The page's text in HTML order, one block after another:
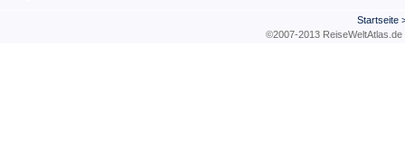
Startseite
©2007-2013